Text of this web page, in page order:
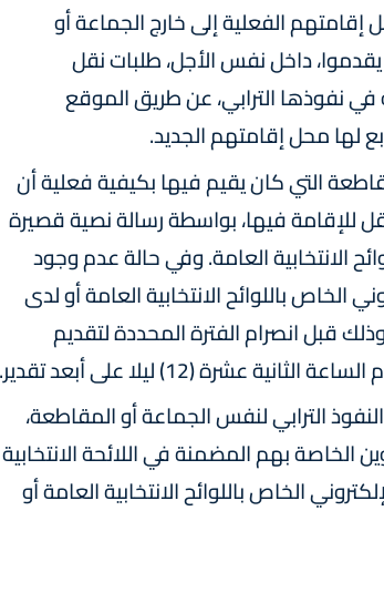
إقامتهم الفعلية إلى خارج الجماعة أو
يقدموا، داخل نفس الأجل، طلبات نقل
في نفوذها الترابي، عن طريق الموقع
لها محل إقامتهم الجديد.
التي كان يقيم فيها بكيفية فعلية أن
للإقامة فيها، بواسطة رسالة نصية قصيرة
باللوائح الانتخابية العامة. وفي حالة عدم وجود
باللوائح الانتخابية العامة أو لدى
قبل انصرام الفترة المحددة لتقديم
الترابي لنفس الجماعة أو المقاطعة،
الخاصة بهم المضمنة في اللائحة الانتخابية
الخاص باللوائح الانتخابية العامة أو